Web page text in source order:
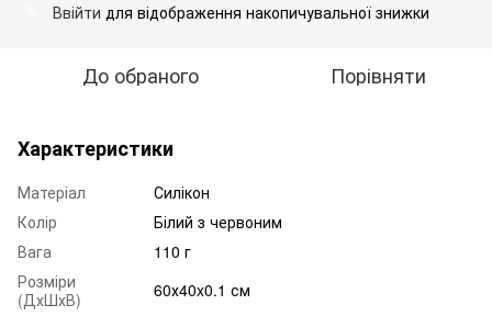
Ввійти для відображення накопичувальної знижки
До обраного Порівняти
Характеристики
Матеріал
Силікон
Колір
Білий з червоним
Вага
110 г
Розміри
(ДхШхВ)
60х40x0.1 см